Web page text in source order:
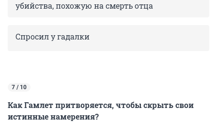
убийства, похожую на смерть отца
Спросилу гадалки
7 / 10
Как Гамлет притворяется, чтобы скрыть свои
истинные намерения?